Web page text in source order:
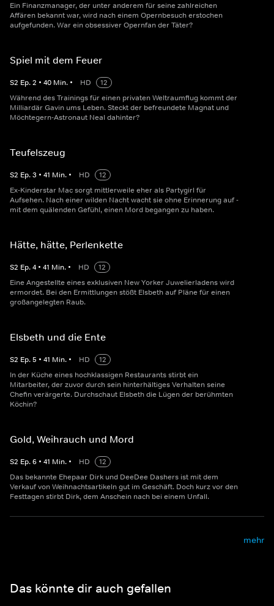
Ein Finanzmanager, der unter anderem für seine zahlreichen
Affären bekannt war, wird nach einem Opernbesuch erstochen
aufgefunden. War ein obsessiver Opernfan der Täter?
Spiel mit dem Feuer
S2 Ep.2 • 40 Min. • HD
12
Während des Trainings für einen privaten Weltraumflug kommt der
Milliardär Gavin ums Leben. Steckt der befreundete Magnat und
Möchtegern-Astronaut Neal dahinter?
Teufelszeug
S2 Ep.3 • 41 Min. • HD
12
Ex-Kinderstar Mac sorgt mittlerweile eher als Partygirl für
Aufsehen. Nach einer wilden Nacht wacht sie ohne Erinnerung auf -
mit dem quälenden Gefühl, einen Mord begangen zu haben.
Hätte, hätte, Perlenkette
S2 Ep.4 • 41 Min. • HD
12
Eine Angestellte eines exklusiven New Yorker Juwelierladens wird
ermordet. Bei den Ermittlungen stößt Elsbeth auf Pläne für einen
großangelegten Raub.
Elsbeth und die Ente
S2 Ep.5 • 41 Min. • HD
12
In der Küche eines hochklassigen Restaurants stirbt ein
Mitarbeiter, der zuvor durch sein hinterhältiges Verhalten seine
Chefin verärgerte. Durchschaut Elsbeth die Lügen der berühmten
Köchin?
Gold, Weihrauch und Mord
S2 Ep.6 • 41 Min. • HD
12
Das bekannte Ehepaar Dirk und DeeDee Dashers ist mit dem
Verkauf von Weihnachtsartikeln gut im Geschäft. Doch kurz vor den
Festtagen stirbt Dirk, dem Anschein nach bei einem Unfall.
mehr
Das könnte dir auch gefallen